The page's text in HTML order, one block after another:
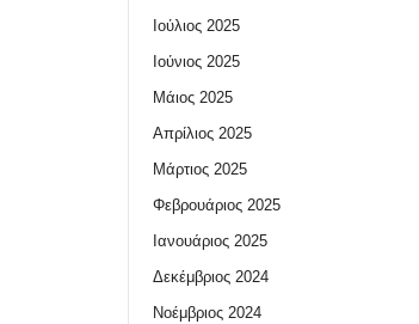
Ιούλιος 2025
Ιούνιος 2025
Μάιος 2025
Απρίλιος 2025
Μάρτιος 2025
Φεβρουάριος 2025
Ιανουάριος 2025
Δεκέμβριος 2024
Νοέμβριος 2024